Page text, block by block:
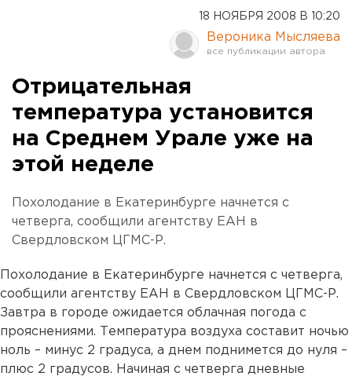
18 НОЯБРЯ 2008 В 10:20
Вероника Мысляева
Отрицательная
температура установится
на Среднем Урале уже на
этой неделе
Похолодание в Екатеринбурге начнется с
четверга, сообщили агентству ЕАН в
Свердловском ЦГМС-Р.
Похолодание в Екатеринбурге начнется с четверга,
сообщили агентству ЕАН в Свердловском ЦГМС-Р.
Завтра в городе ожидается облачная погода с
прояснениями. Температура воздуха составит ночью
ноль – минус 2 градуса, а днем поднимется до нуля –
плюс 2 градусов. Начиная с четверга дневные